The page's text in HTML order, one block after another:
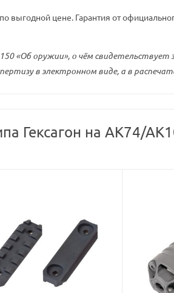
цене. Гарантия от
«Об оружии», о чём
в электронном виде, а в
Гексагон на АК74/